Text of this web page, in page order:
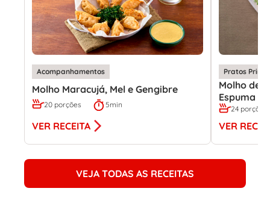
Acompanhamentos
Molho Maracujá, Mel e Gengibre
20 porções 5min
VER RECEITA
Pratos
Molho de
Espuma
24 porções
VER
VEJA TODAS AS RECEITAS